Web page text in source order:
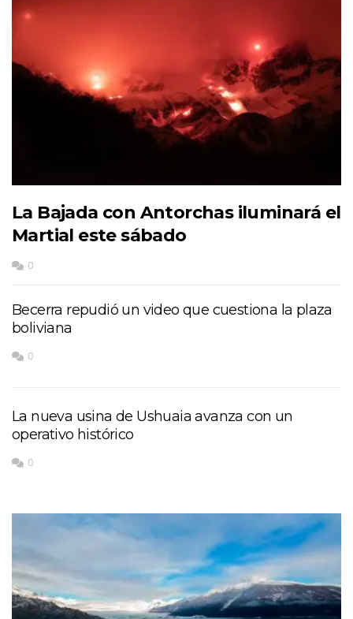
La Bajada con Antorchas iluminará el
Martial este sábado
0
Becerra repudió un video que cuestiona la plaza
boliviana
0
La nueva usina de Ushuaia avanza con un
operativo histórico
0